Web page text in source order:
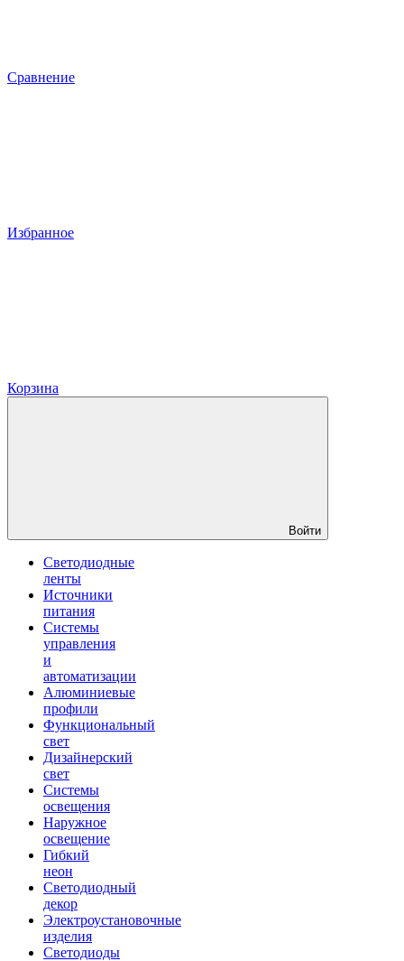
Сравнение
Избранное
Корзина
Войти
Светодиодные
ленты
Источники
питания
Системы
управления
и
автоматизации
Алюминиевые
профили
Функциональный
свет
Дизайнерский
свет
Системы
освещения
Наружное
освещение
Гибкий
неон
Светодиодный
декор
Электроустановочные
изделия
Светодиоды